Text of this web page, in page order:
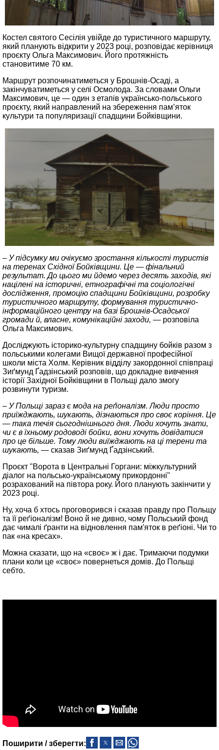
Костел святого Сесілія увійде до туристичного маршруту,
який планують відкрити у 2023 році, розповідає керівниця
проєкту Ольга Максимович. Його протяжність
становитиме 70 км.
Маршрут розпочинатиметься у Брошнів-Осаді, а
закінчуватиметься у селі Осмолода. За словами Ольги
Максимович, це — один з етапів українсько-польського
проєкту, який направлений на збереження пам’яток
культури та популяризації спадщини Бойківщини.
– У підсумку ми очікуємо зростання кількості туристів
на теренах Східної Бойківщини. Це — фінальний
результат. До цього ми йдемо через десять заходів, які
націлені на історичні, етнографічні та соціологічні
дослідження, промоцію спадщини Бойківщини, розробку
туристичного маршруту, формування туристично-
інформаційного центру на базі Брошнів-Осадської
громади й, власне, комунікаційні заходи, — розповіла
Ольга Максимович.
Досліджують історико-культурну спадщину бойків разом з
польськими колегами Вищої державної професійної
школи міста Холм. Керівник відділу закордонної співпраці
Зиґмунд Ґадзінський розповів, що докладне вивчення
історії Західної Бойківщини в Польщі дало змогу
розвинути туризм.
– У Польщі зараз є мода на реґіоналізм. Люди просто
приїжджають, шукають, дізнаються про своє коріння. Це
— така течія сьогоднішнього дня. Люди хочуть знати,
чи є в їхньому родоводі бойки, вони хочуть довідатися
про це більше. Тому люди виїжджають на ці терени та
шукають, — сказав Зиґмунд Ґадзінський.
Проєкт "Ворота в Центральні Горгани: міжкультурний
діалог на польсько-українському прикордонні"
розрахований на півтора року. Його планують закінчити у
2023 році.
Ну, хоча б хтось проговорився і сказав правду про Польщу
та її реґіоналізм! Воно й не дивно, чому Польський фонд
дає чималі ґранти на відновлення пам'яток в реґіоні. Чи то
пак «на кресах».
Можна сказати, що на «своє» ж і дає. Тримаючи подумки
плани коли це «своє» повернеться домів. До Польщі
себто.
Поширити / зберегти: